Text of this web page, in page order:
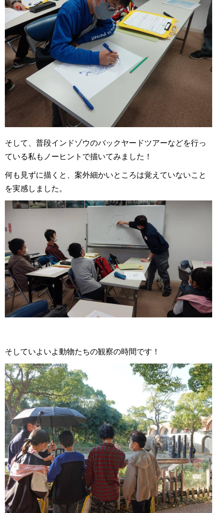
そして、普段インドゾウのバックヤードツアーなどを行っ
ている私もノーヒントで描いてみました！
何も見ずに描くと、案外細かいところは覚えていないこと
を実感しました。
そしていよいよ動物たちの観察の時間です！